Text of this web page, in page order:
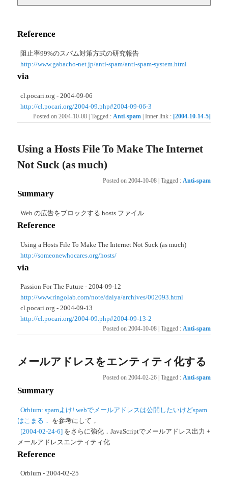
Reference
阻止率99%のスパム対策方式の研究報告
http://www.gabacho-net.jp/anti-spam/anti-spam-system.html
via
cl.pocari.org - 2004-09-06
http://cl.pocari.org/2004-09.php#2004-09-06-3
Posted on 2004-10-08 | Tagged : Anti-spam | Inner link : [2004-10-14-5]
Using a Hosts File To Make The Internet
Not Suck (as much)
Posted on 2004-10-08 Tagged : Anti-spam
Summary
Web の広告をブロックする hosts ファイル
Reference
Using a Hosts File To Make The Internet Not Suck (as much)
http://someonewhocares.org/hosts/
via
Passion For The Future - 2004-09-12
http://www.ringolab.com/note/daiya/archives/002093.html
cl.pocari.org - 2004-09-13
http://cl.pocari.org/2004-09.php#2004-09-13-2
Posted on 2004-10-08 Tagged : Anti-spam
メールアドレスをエンティティ化する
Posted on 2004-02-26 | Tagged : Anti-spam
Summary
Orbium: spamよけ! webでメールアドレスは公開したいけどspam
はこまる． を参考にして，
[2004-02-24-6] をさらに強化．JavaScriptでメールアドレス出力 +
メールアドレスエンティティ化
Reference
Orbium - 2004-02-25